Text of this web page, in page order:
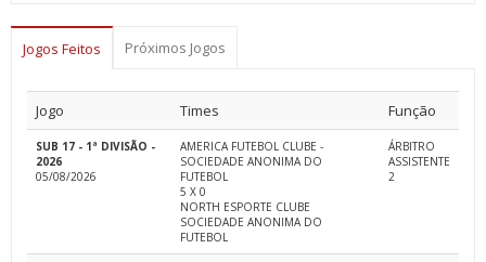
Jogos Feitos Próximos Jogos
Jogo Times Função
SUB 17 - 1ª DIVISÃO -
2026
05/08/2026
AMERICA FUTEBOL CLUBE -
SOCIEDADE ANONIMA DO
FUTEBOL
5 X 0
NORTH ESPORTE CLUBE
SOCIEDADE ANONIMA DO
FUTEBOL
ÁRBITRO
ASSISTENTE
2